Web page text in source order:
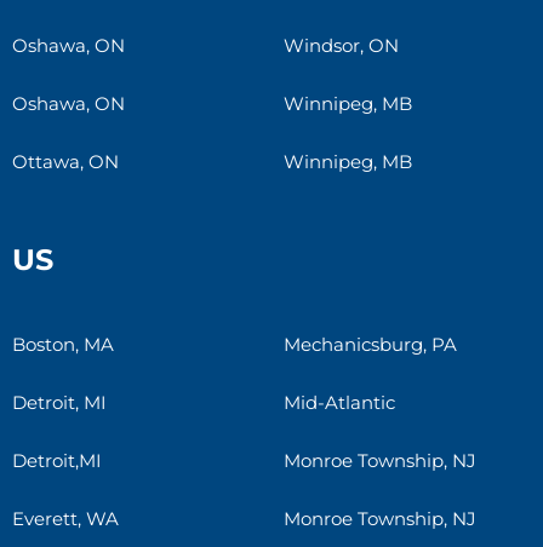
Oshawa, ON
Oshawa, ON
Ottawa, ON
Windsor, ON
Winnipeg, MB
Winnipeg, MB
US
Boston, MA
Detroit, MI
Detroit,MI
Everett, WA
Mechanicsburg, PA
Mid-Atlantic
Monroe Township, NJ
Monroe Township, NJ